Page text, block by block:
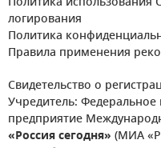
логирования
Политика
Правила применения
Свидетельство о
Учредитель: Федеральное
предприятие
«Россия сегодня» (МИА